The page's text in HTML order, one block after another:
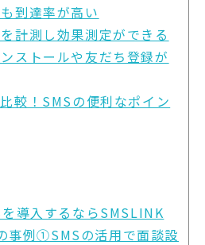
到達率が高い
計測し効果測定ができる
ストールや友だち登録が
較！SMSの便利なポイン
導入するならSMSLINK
事例①SMSの活用で面談設